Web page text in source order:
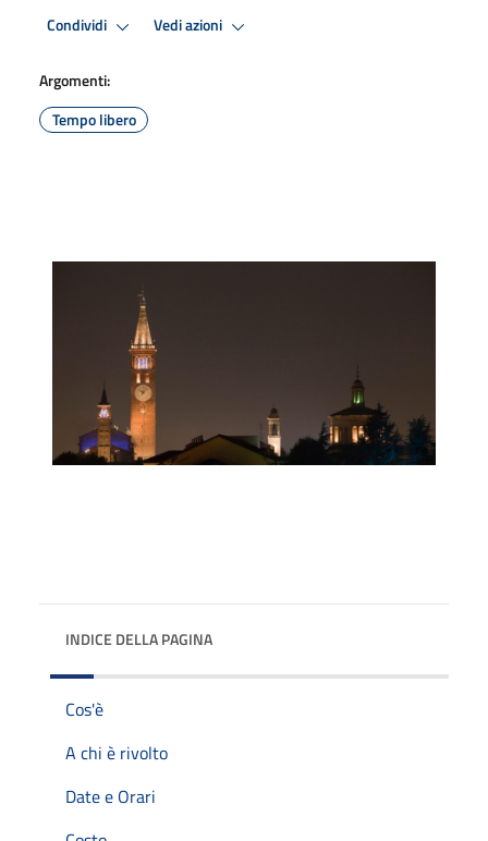
Condividi Vedi azioni
Argomenti:
Tempo libero
INDICE DELLA PAGINA
Cos'è
A chi è rivolto
Date e Orari